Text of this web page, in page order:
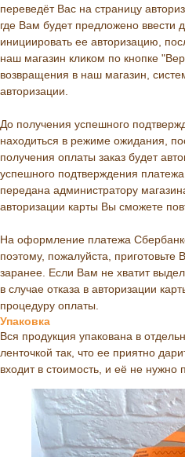
переведёт Вас на страницу
где Вам будет предложено ввести
инициировать ее авторизацию,
наш магазин кликом по кнопке
возвращения в наш магазин,
авторизации.
До получения успешного
находиться в режиме ожидания,
получения оплаты заказ будет
успешного подтверждения
передана администратору
авторизации карты Вы сможете
На оформление платежа
поэтому, пожалуйста, приготовьте
заранее. Если Вам не хватит
в случае отказа в авторизации
процедуру оплаты.
Упаковка
Вся продукция упакована в
ленточкой так, что ее приятно
входит в стоимость, и её не нужно